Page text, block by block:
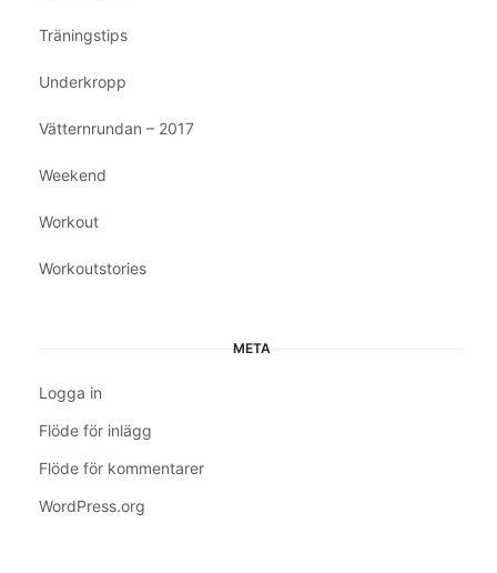
Träningstips
Underkropp
Vätternrundan – 2017
Weekend
Workout
Workoutstories
META
Logga in
Flöde för inlägg
Flöde för kommentarer
WordPress.org